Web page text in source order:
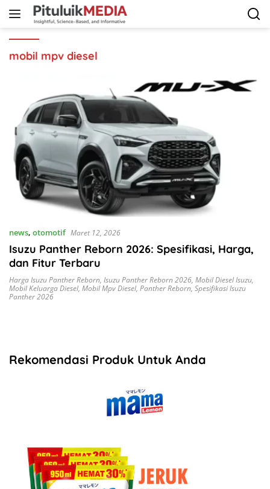
Langsung
mobil mpv diesel
news, otomotif Maret 12, 2026
Isuzu Panther Reborn 2026: Spesifikasi, Harga,
dan Fitur Terbaru
Harga Isuzu Panther Reborn, Isuzu Panther Reborn 2026, Mobil Diesel Isuzu,
Mobil Keluarga Diesel, Mobil Mpv Diesel, Panther Reborn, Spesifikasi Isuzu
Panther 2026
Rekomendasi Produk Untuk Anda